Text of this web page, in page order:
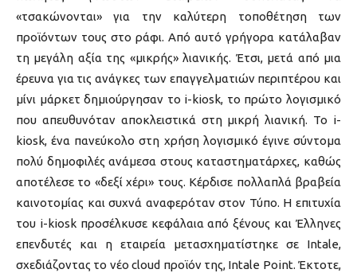
«τσακώνονται» για την καλύτερη τοποθέτηση των
προϊόντων τους στο ράφι. Από αυτό γρήγορα κατάλαβαν
τη μεγάλη αξία της «μικρής» λιανικής. Έτσι, μετά από μια
έρευνα για τις ανάγκες των επαγγελματιών περιπτέρου και
μίνι μάρκετ δημιούργησαν το i-kiosk, το πρώτο λογισμικό
που απευθυνόταν αποκλειστικά στη μικρή λιανική. Το i-
kiosk, ένα πανεύκολο στη χρήση λογισμικό έγινε σύντομα
πολύ δημοφιλές ανάμεσα στους καταστηματάρχες, καθώς
αποτέλεσε το «δεξί χέρι» τους. Κέρδισε πολλαπλά βραβεία
καινοτομίας και συχνά αναφερόταν στον Τύπο. Η επιτυχία
του i-kiosk προσέλκυσε κεφάλαια από ξένους και Έλληνες
επενδυτές και η εταιρεία μετασχηματίστηκε σε Intale,
σχεδιάζοντας το νέο cloud προϊόν της, Intale Point. Έκτοτε,